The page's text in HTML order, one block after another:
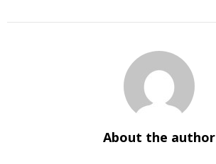
About the author